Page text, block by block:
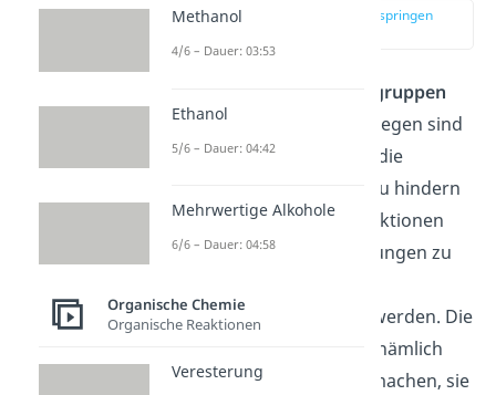
zur Stelle im Video springen
Carbonylgruppen
sehr reaktiv
hingegen sind
eherreaktionsträge
. Um die
Carbonylgruppen daran zu hindern
durch verschiedenste Reaktionen
die verschiedensten Bindungen zu
Acetalbildung
werden. Die
kannst du nämlich
relativ leicht rückgängig machen, sie
Methanol
4/6 – Dauer: 03:53
Ethanol
5/6 – Dauer: 04:42
Mehrwertige Alkohole
6/6 – Dauer: 04:58
Organische Chemie
Organische Reaktionen
Veresterung